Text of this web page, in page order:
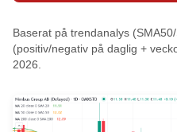
Baserat på trendanalys
(positiv/negativ på daglig +
2026.